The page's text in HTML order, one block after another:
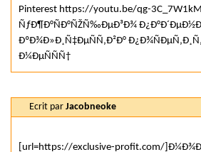
Pinterest https://youtu.be/qg-
ÑƒÐ¶Ð°ÑÐ°ÑŽÑ‰ÐµÐ³Ð¾
ÐºÐ¾Ð»Ð¸Ñ‡ÐµÑÑ‚Ð²Ð°
Ð¼ÐµÑÑÑ†
Ecrit par Jacobneoke
[url=https://exclusive-profit.com/